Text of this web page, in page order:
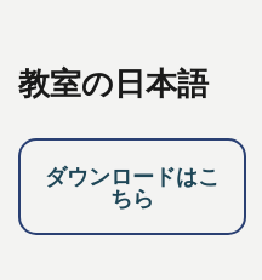
教室の日本語
ダウンロードはこ
ちら